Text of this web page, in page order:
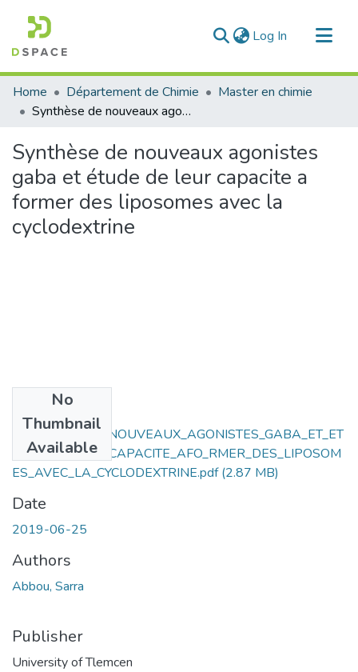
Log In (current)
Communities & Collections
All of DSpace
Home Département de Chimie
Master en chimie
Synthèse de nouveaux agonistes gaba et étude de leur capacite a former des liposomes avec la cyclodextrine
Synthèse de nouveaux agonistes
gaba et étude de leur capacite a
former des liposomes avec la
cyclodextrine
No
Thumbnail
Available
SYNTHESE_DE_NOUVEAUX_AGONISTES_GABA_ET_ET
UDE_DE_LEUR_CAPACITE_AFO_RMER_DES_LIPOSOM
ES_AVEC_LA_CYCLODEXTRINE.pdf(2.87 MB)
Date
2019-06-25
Authors
Abbou, Sarra
Publisher
University of Tlemcen